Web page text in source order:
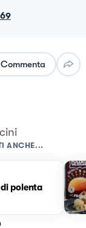
Commenta
ANCHE...
polenta